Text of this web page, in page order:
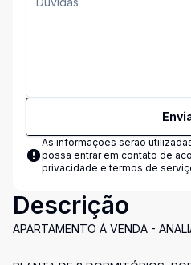
As informações serão
possa entrar em contato de
privacidade e termos de
Descrição
APARTAMENTO Á VENDA -